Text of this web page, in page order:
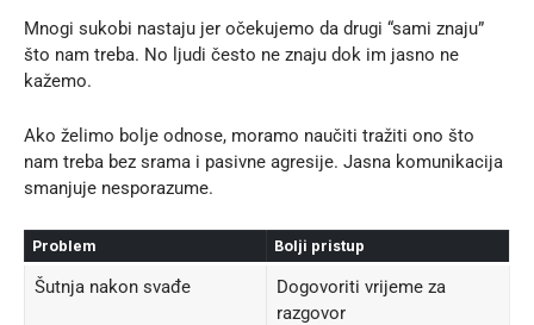
Mnogi sukobi nastaju jer očekujemo da drugi “sami znaju”
što nam treba. No ljudi često ne znaju dok im jasno ne
kažemo.
Ako želimo bolje odnose, moramo naučiti tražiti ono što
nam treba bez srama i pasivne agresije. Jasna komunikacija
smanjuje nesporazume.
Problem Bolji pristup
Šutnja nakon svađe
Dogovoriti vrijeme za
razgovor